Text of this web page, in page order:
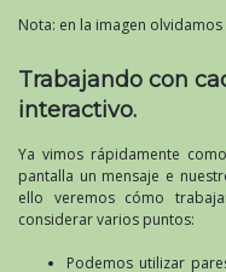
Nota: en la imagen
Trabajando con
interactivo.
Ya vimos rápidamente
pantalla un mensaje e
ello veremos cómo
considerar varios puntos:
Podemos utilizar